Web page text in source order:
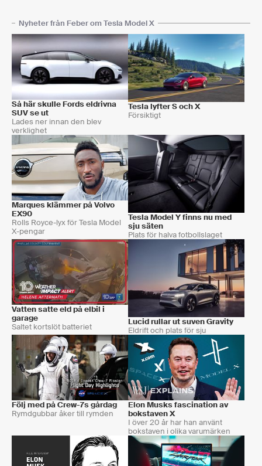
Nyheter från Feber om Tesla Model X
Så här skulle Fords eldrivna
SUV se ut
Lades ner innan den blev
verklighet
Tesla lyfter S och X
Försiktigt
Marques klämmer på Volvo
EX90
Rolls Royce-lyx för Tesla Model
X-pengar
Tesla Model Y finns nu med
sju säten
Plats för halva fotbollslaget
Vatten satte eld på elbil i
garage
Saltet kortslöt batteriet
Lucid rullar ut suven Gravity
Eldrift och plats för sju
Följ med på Crew-7s gårdag
Rymdgubbar åker till rymden
Elon Musks fascination av
bokstaven X
I över 20 år har han använt
bokstaven i olika varumärken